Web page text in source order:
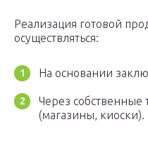
Реализация готовой
осуществляться:
На основании
Через собственные
(магазины, киоски).